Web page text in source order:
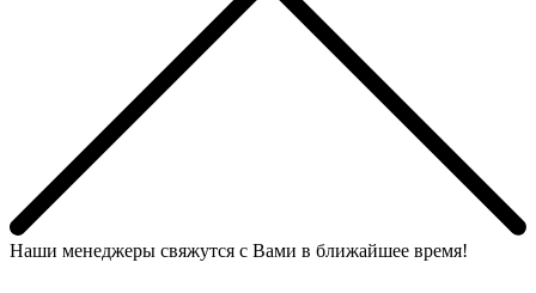
Наши менеджеры свяжутся с Вами в ближайшее время!